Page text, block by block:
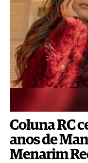
Coluna RC
anos de
Menarim